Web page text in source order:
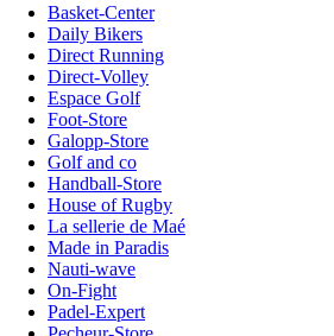
Basket-Center
Daily Bikers
Direct Running
Direct-Volley
Espace Golf
Foot-Store
Galopp-Store
Golf and co
Handball-Store
House of Rugby
La sellerie de Maé
Made in Paradis
Nauti-wave
On-Fight
Padel-Expert